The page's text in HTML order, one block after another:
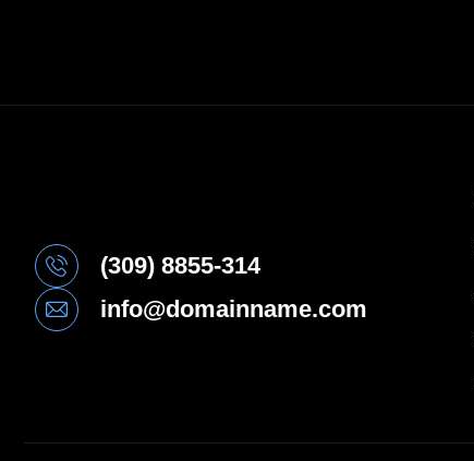
(309) 8855-314
info@domainname.com